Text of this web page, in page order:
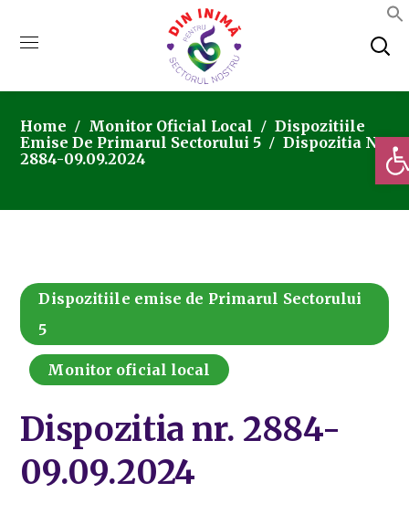
Home Monitor Oficial Local
Dispozitiile
Emise De Primarul Sectorului 5
Dispozitia Nr.
2884-09.09.2024
Dispozitiile emise de Primarul Sectorului
5
Monitor oficial local
Dispozitia nr. 2884-
09.09.2024